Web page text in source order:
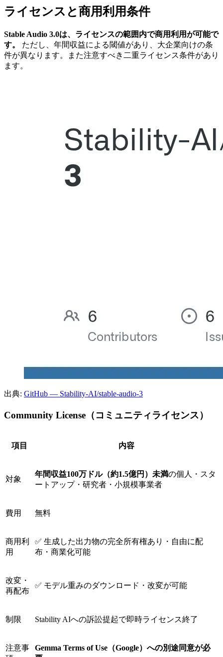
ライセンスと商用利用条件
Stable Audio 3.0は、ライセンスの範囲内で商用利用が可能で
す。
ただし、年間収益による閾値があり、大企業向けの条
件が異なります。また注意すべき二重ライセンス条件があり
ます。
出典: GitHub — Stability-AI/stable-audio-3
Community License（コミュニティライセンス）
項目 内容
対象
年間収益100万ドル（約1.5億円）未満の個人・スタ
ートアップ・研究者・小規模事業者
費用 無料
商用利
用
✅ 生成した出力物の完全所有権あり・自由に配
布・商業化可能
改変・
再配布
✅ モデル重みのダウンロード・改変が可能
制限 Stability AIへの訴訟提起で即時ライセンス終了
注意事
Gemma Terms of Use（Google）への別途同意が必